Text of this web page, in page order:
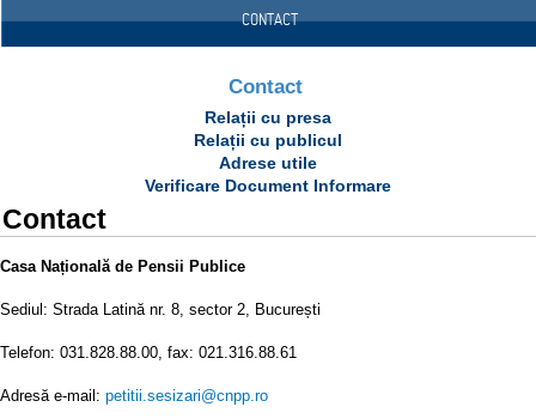
CONTACT
Contact
Relații cu presa
Relații cu publicul
Adrese utile
Verificare Document Informare
Contact
Casa Națională de Pensii Publice
Sediul: Strada Latină nr. 8, sector 2, București
Telefon: 031.828.88.00, fax: 021.316.88.61
Adresă e-mail: petitii.sesizari@cnpp.ro